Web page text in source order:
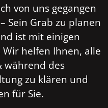
von uns gegangen
Sein Grab zu planen
ist mit einigen
helfen Ihnen, alle
während des
zu klären und
für Sie.